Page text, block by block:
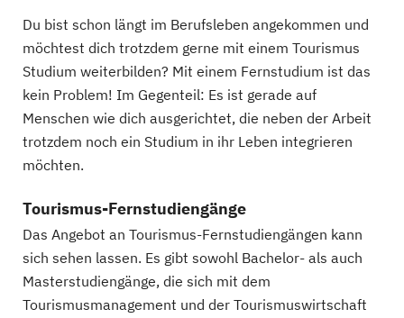
Du bist schon längt im Berufsleben angekommen und
möchtest dich trotzdem gerne mit einem Tourismus
Studium weiterbilden? Mit einem Fernstudium ist das
kein Problem! Im Gegenteil: Es ist gerade auf
Menschen wie dich ausgerichtet, die neben der Arbeit
trotzdem noch ein Studium in ihr Leben integrieren
möchten.
Tourismus-Fernstudiengänge
Das Angebot an Tourismus-Fernstudiengängen kann
sich sehen lassen. Es gibt sowohl Bachelor- als auch
Masterstudiengänge, die sich mit dem
Tourismusmanagement und der Tourismuswirtschaft